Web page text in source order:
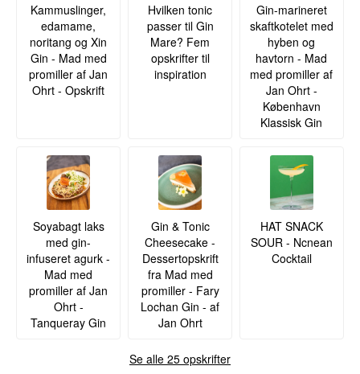
Kammuslinger,
edamame,
noritang og Xin
Gin - Mad med
promiller af Jan
Ohrt - Opskrift
Hvilken tonic
passer til Gin
Mare? Fem
opskrifter til
inspiration
Gin-marineret
skaftkotelet med
hyben og
havtorn - Mad
med promiller af
Jan Ohrt -
København
Klassisk Gin
Soyabagt laks
med gin-
infuseret agurk -
Mad med
promiller af Jan
Ohrt -
Tanqueray Gin
Gin & Tonic
Cheesecake -
Dessertopskrift
fra Mad med
promiller - Fary
Lochan Gin - af
Jan Ohrt
HAT SNACK
SOUR - Ncnean
Cocktail
Se alle 25 opskrifter